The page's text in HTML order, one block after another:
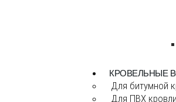
КРОВЕЛЬНЫЕ
Для битумной
Для ПВХ кровли